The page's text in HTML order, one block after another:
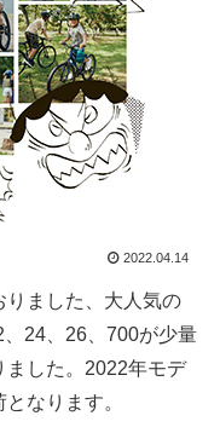
2022.04.14
りました、大人気の
24、26、700が少量
ました。2022年モデ
なります。